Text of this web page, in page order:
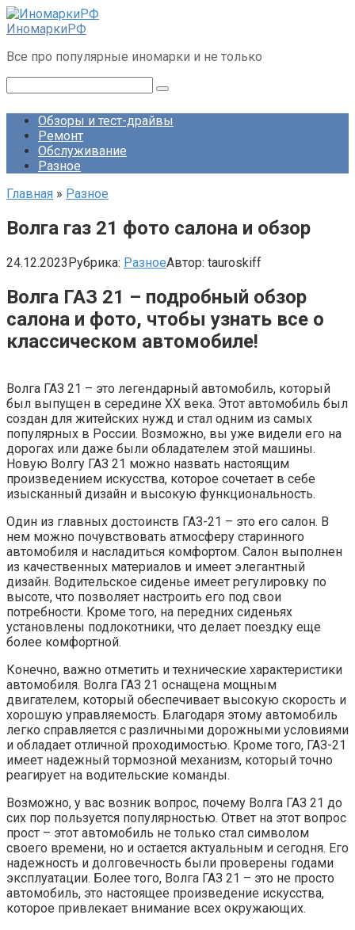
Перейти
к
ИномаркиРФ
Все про популярные иномарки и не только
Обзоры и тест-драйвы
Ремонт
Обслуживание
Разное
Главная » Разное
Волга газ 21 фото салона и обзор
24.12.2023Рубрика: РазноеАвтор: tauroskiff
Волга ГАЗ 21 – подробный обзор
салона и фото, чтобы узнать все о
классическом автомобиле!
Волга ГАЗ 21 – это легендарный автомобиль, который
был выпущен в середине XX века. Этот автомобиль был
создан для житейских нужд и стал одним из самых
популярных в России. Возможно, вы уже видели его на
дорогах или даже были обладателем этой машины.
Новую Волгу ГАЗ 21 можно назвать настоящим
произведением искусства, которое сочетает в себе
изысканный дизайн и высокую функциональность.
Один из главных достоинств ГАЗ-21 – это его салон. В
нем можно почувствовать атмосферу старинного
автомобиля и насладиться комфортом. Салон выполнен
из качественных материалов и имеет элегантный
дизайн. Водительское сиденье имеет регулировку по
высоте, что позволяет настроить его под свои
потребности. Кроме того, на передних сиденьях
установлены подлокотники, что делает поездку еще
более комфортной.
Конечно, важно отметить и технические характеристики
автомобиля. Волга ГАЗ 21 оснащена мощным
двигателем, который обеспечивает высокую скорость и
хорошую управляемость. Благодаря этому автомобиль
легко справляется с различными дорожными условиями
и обладает отличной проходимостью. Кроме того, ГАЗ-21
имеет надежный тормозной механизм, который точно
реагирует на водительские команды.
Возможно, у вас возник вопрос, почему Волга ГАЗ 21 до
сих пор пользуется популярностью. Ответ на этот вопрос
прост – этот автомобиль не только стал символом
своего времени, но и остается актуальным и сегодня. Его
надежность и долговечность были проверены годами
эксплуатации. Более того, Волга ГАЗ 21 – это не просто
автомобиль, это настоящее произведение искусства,
которое привлекает внимание всех окружающих.